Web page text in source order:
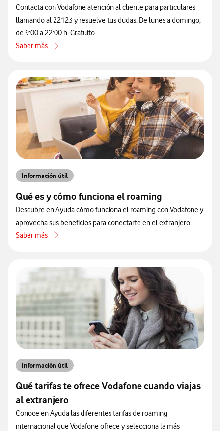
Contacta con Vodafone atención al cliente para particulares
llamando al 22123 y resuelve tus dudas. De lunes a domingo,
de 9:00 a 22:00 h. Gratuito.
Saber más
acerca de Cómo contactar con atención al cliente de Vodafone
Información útil
Qué es y cómo funciona el roaming
Descubre en Ayuda cómo funciona el roaming con Vodafone y
aprovecha sus beneficios para conectarte en el extranjero.
Saber más
acerca de Qué es y cómo funciona el roaming
Información útil
Qué tarifas te ofrece Vodafone cuando viajas
al extranjero
Conoce en Ayuda las diferentes tarifas de roaming
internacional que Vodafone ofrece y selecciona la más